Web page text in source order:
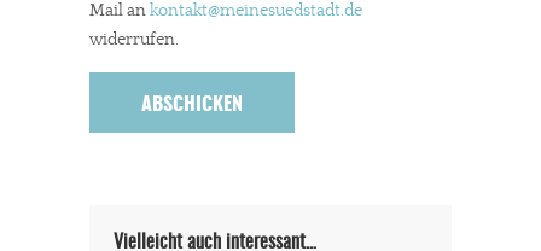
Mail ankontakt@meinesuedstadt.de
widerrufen.
Vielleicht auch interessant…